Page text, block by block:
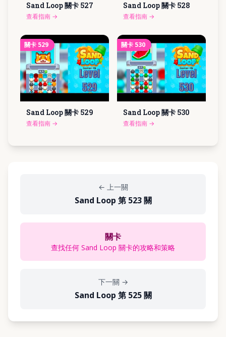
Sand Loop 關卡 527
查看指南 →
Sand Loop 關卡 528
查看指南 →
關卡 529
Sand Loop 關卡 529
查看指南 →
關卡 530
Sand Loop 關卡 530
查看指南 →
← 上一關
Sand Loop 第 523 關
關卡
查找任何 Sand Loop 關卡的攻略和策略
下一關 →
Sand Loop 第 525 關